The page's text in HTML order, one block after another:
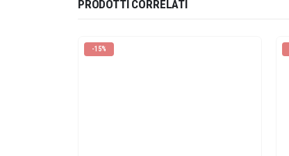
PRODOTTI CORRELATI
-15%